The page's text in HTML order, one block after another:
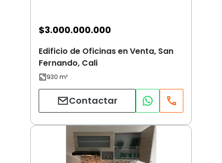
$3.000.000.000
Edificio de Oficinas en Venta, San
Fernando, Cali
Contactar